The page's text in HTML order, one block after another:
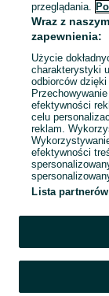
przeglądania.
Wraz z
zapewnienia:
Użycie
charakterystyki
odbiorców
efektywności
celu
reklam.
efektywności
Lista